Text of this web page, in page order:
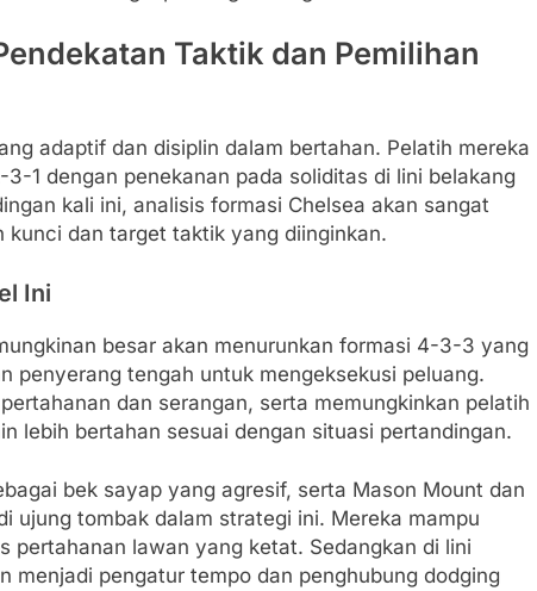
Taktik dan Pemilihan
adaptif dan disiplin dalam bertahan. Pelatih mereka
1 dengan penekanan pada soliditas di lini belakang
kali ini, analisis formasi Chelsea akan sangat
dan target taktik yang diinginkan.
Ini
besar akan menurunkan formasi 4-3-3 yang
penyerang tengah untuk mengeksekusi peluang.
dan serangan, serta memungkinkan pelatih
lebih bertahan sesuai dengan situasi pertandingan.
bek sayap yang agresif, serta Mason Mount dan
ujung tombak dalam strategi ini. Mereka mampu
pertahanan lawan yang ketat. Sedangkan di lini
menjadi pengatur tempo dan penghubung dodging